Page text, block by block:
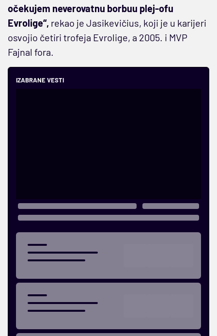
očekujem neverovatnu borbuu plej-ofu
Evrolige“, rekao je Jasikevičius, koji je u karijeri
osvojio četiri trofeja Evrolige, a 2005. i MVP
Fajnal fora.
IZABRANE VESTI